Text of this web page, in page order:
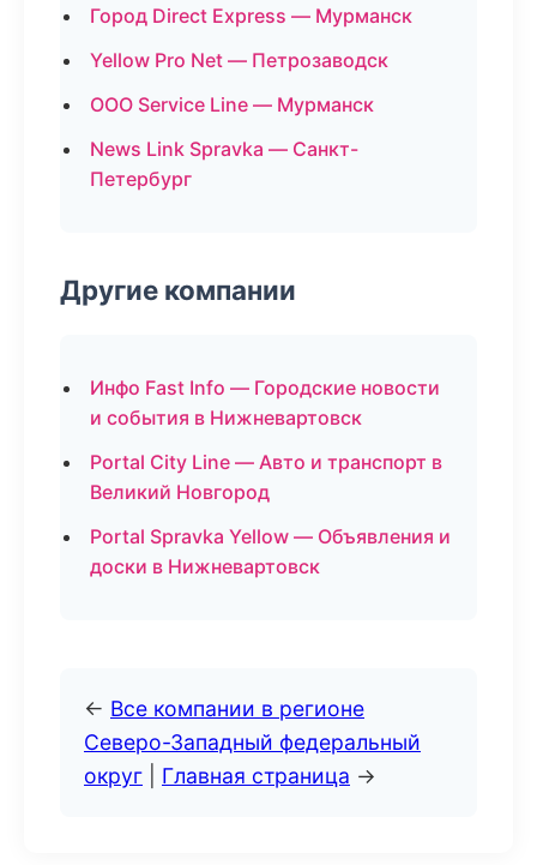
Город Direct Express — Мурманск
Yellow Pro Net — Петрозаводск
ООО Service Line — Мурманск
News Link Spravka — Санкт-
Петербург
Другие компании
Инфо Fast Info — Городские новости
и события в Нижневартовск
Portal City Line — Авто и транспорт в
Великий Новгород
Portal Spravka Yellow — Объявления и
доски в Нижневартовск
← Все компании в регионе
Северо-Западный федеральный
округ
Главная страница →